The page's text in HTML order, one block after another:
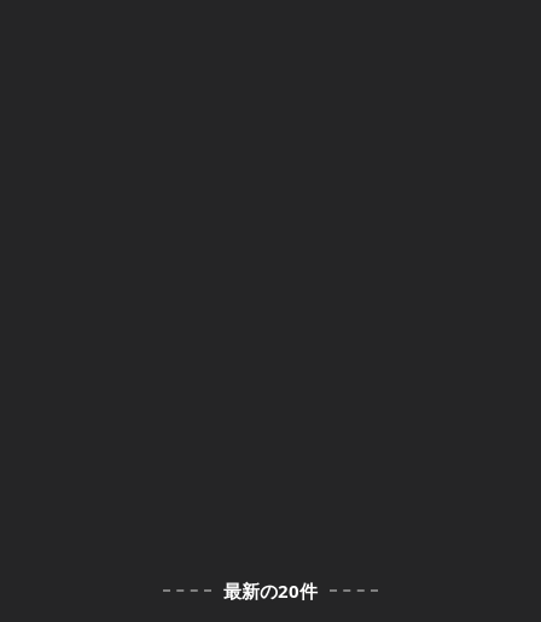
最新の20件